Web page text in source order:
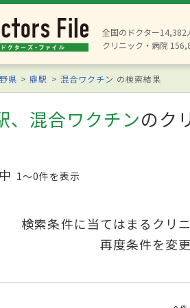
全国のドクター14,382
クリニック・病院
県 鼎駅 混合ワクチン の検索結果
、混合ワクチンのク
1〜0件を表示
検索条件に当てはまるクリ
再度条件を変